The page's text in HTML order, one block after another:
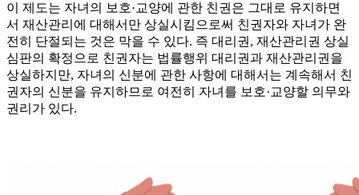
이 제도는 자녀의 보호·교양에 관한 친권은 그대로 유지하면
서 재산관리에 대해서만 상실시킴으로써 친권자와 자녀가 완
전히 단절되는 것은 막을 수 있다. 즉 대리권, 재산관리권 상실
심판의 확정으로 친권자는 법률행위 대리권과 재산관리권을
상실하지만, 자녀의 신분에 관한 사항에 대해서는 계속해서 친
권자의 신분을 유지하므로 여전히 자녀를 보호·교양할 의무와
권리가 있다.